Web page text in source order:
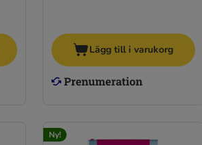
Lägg till i varukorg
Ny!